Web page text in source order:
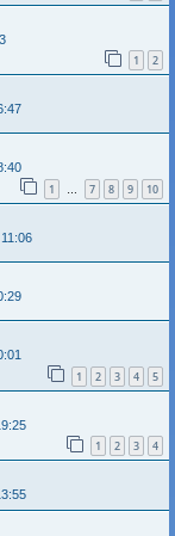
1 2
1 … 7 8 9 10
1 2 3 4 5
1 2 3 4